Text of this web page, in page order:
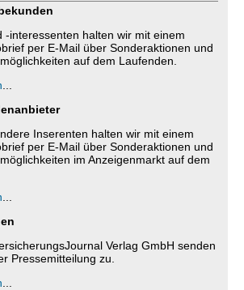
-interessenten halten wir mit einem
per E-Mail über Sonderaktionen und
auf dem Laufenden.
Inserenten halten wir mit einem
per E-Mail über Sonderaktionen und
im Anzeigenmarkt auf dem
Verlag GmbH senden
Pressemitteilung zu.